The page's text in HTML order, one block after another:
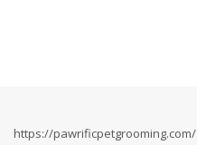
https://pawrificpetgrooming.com/